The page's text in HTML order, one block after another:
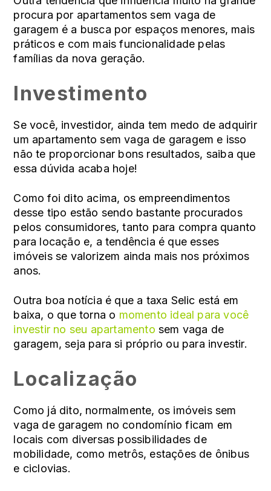
procura por apartamentos sem vaga de
garagem é a busca por espaços menores, mais
práticos e com mais funcionalidade pelas
famílias da nova geração.
Investimento
Se você, investidor, ainda tem medo de adquirir
um apartamento sem vaga de garagem e isso
não te proporcionar bons resultados, saiba que
essa dúvida acaba hoje!
Como foi dito acima, os empreendimentos
desse tipo estão sendo bastante procurados
pelos consumidores, tanto para compra quanto
para locação e, a tendência é que esses
imóveis se valorizem ainda mais nos próximos
anos.
Outra boa notícia é que a taxa Selic está em
baixa, o que torna o momento ideal para você
investir no seu apartamento sem vaga de
garagem, seja para si próprio ou para investir.
Localização
Como já dito, normalmente, os imóveis sem
vaga de garagem no condomínio ficam em
locais com diversas possibilidades de
mobilidade, como metrôs, estações de ônibus
e ciclovias.